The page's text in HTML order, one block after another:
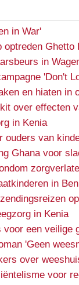
in War'
optreden Ghetto
in
'Don't
en hiaten in
over effecten
in Kenia
ouders van
Ghana voor
in
in Kenia
voor een
'Geen
over
voor